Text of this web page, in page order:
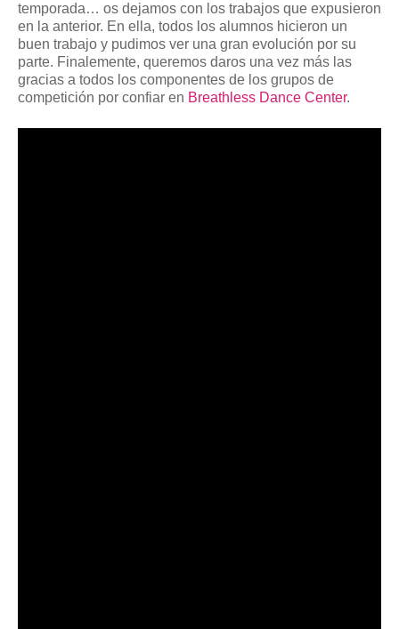
temporada… os dejamos con los trabajos que expusieron
en la anterior. En ella, todos los alumnos hicieron un
buen trabajo y pudimos ver una gran evolución por su
parte. Finalemente, queremos daros una vez más las
gracias a todos los componentes de los grupos de
competición por confiar en Breathless Dance Center.